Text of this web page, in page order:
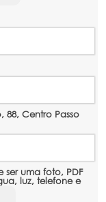
88, Centro Passo
uma foto, PDF
luz, telefone e